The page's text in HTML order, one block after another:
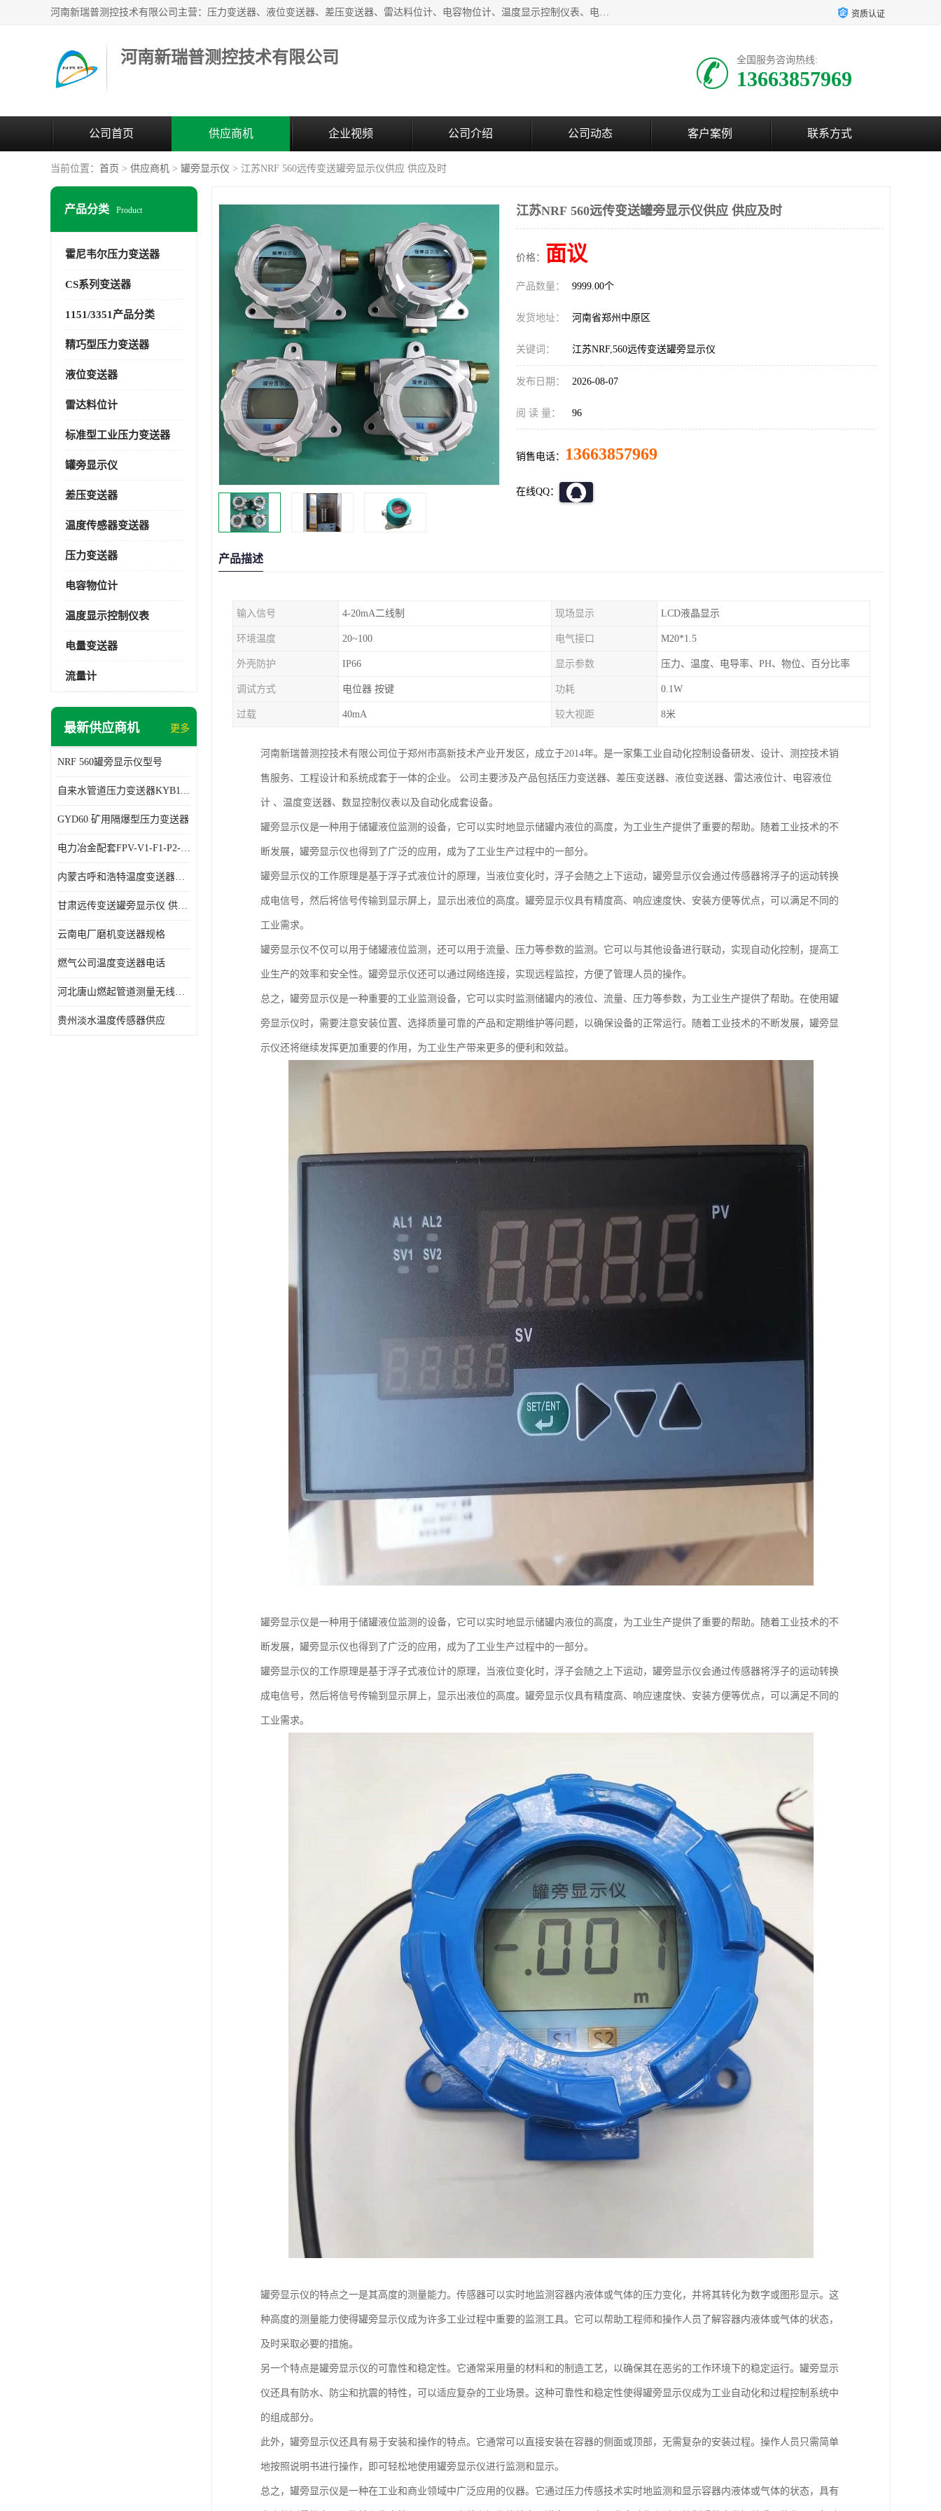
河南新瑞普测控技术有限公司主营：压力变送器、液位变送器、差压变送器、雷达料位计、电容物位计、温度显示控制仪表、电量变送器、流量计、工业自动化系统成套设备。 资质认证
河南新瑞普测控技术有限公司 全国服务咨询热线:
13663857969
公司首页 供应商机 企业视频 公司介绍 公司动态 客户案例 联系方式
当前位置： 首页 > 供应商机 > 罐旁显示仪 > 江苏NRF 560远传变送罐旁显示仪供应 供应及时
产品分类 Product
霍尼韦尔压力变送器
CS系列变送器
1151/3351产品分类
精巧型压力变送器
液位变送器
雷达料位计
标准型工业压力变送器
罐旁显示仪
差压变送器
温度传感器变送器
压力变送器
电容物位计
温度显示控制仪表
电量变送器
流量计
最新供应商机 更多
NRF 560罐旁显示仪型号
自来水管道压力变送器KYB11G03M2型号 使用方便
GYD60 矿用隔爆型压力变送器
电力冶金配套FPV-V1-F1-P2-03电压变送器
内蒙古呼和浩特温度变送器配套罐旁显示仪供应 性能稳定
甘肃远传变送罐旁显示仪 供应及时
云南电厂磨机变送器规格
燃气公司温度变送器电话
河北唐山燃起管道测量无线压力变送器型号 性能稳定
贵州淡水温度传感器供应
江苏NRF 560远传变送罐旁显示仪供应 供应及时
价格： 面议
产品数量： 9999.00个
发货地址： 河南省郑州中原区
关键词： 江苏NRF,560远传变送罐旁显示仪
发布日期： 2026-08-07
阅 读 量： 96
销售电话： 13663857969
在线QQ：
产品描述
输入信号 4-20mA二线制 现场显示 LCD液晶显示
环境温度 20~100 电气接口 M20*1.5
外壳防护 IP66 显示参数 压力、温度、电导率、PH、物位、百分比率
调试方式 电位器 按键 功耗 0.1W
过载 40mA 较大视距 8米
河南新瑞普测控技术有限公司位于郑州市高新技术产业开发区，成立于2014年。是一家集工业自动化控制设备研发、设计、测控技术销
售服务、工程设计和系统成套于一体的企业。 公司主要涉及产品包括压力变送器、差压变送器、液位变送器、雷达液位计、电容液位
计 、温度变送器、数显控制仪表以及自动化成套设备。
罐旁显示仪是一种用于储罐液位监测的设备，它可以实时地显示储罐内液位的高度，为工业生产提供了重要的帮助。随着工业技术的不
断发展，罐旁显示仪也得到了广泛的应用，成为了工业生产过程中的一部分。
罐旁显示仪的工作原理是基于浮子式液位计的原理，当液位变化时，浮子会随之上下运动，罐旁显示仪会通过传感器将浮子的运动转换
成电信号，然后将信号传输到显示屏上，显示出液位的高度。罐旁显示仪具有精度高、响应速度快、安装方便等优点，可以满足不同的
工业需求。
罐旁显示仪不仅可以用于储罐液位监测，还可以用于流量、压力等参数的监测。它可以与其他设备进行联动，实现自动化控制，提高工
业生产的效率和安全性。罐旁显示仪还可以通过网络连接，实现远程监控，方便了管理人员的操作。
总之，罐旁显示仪是一种重要的工业监测设备，它可以实时监测储罐内的液位、流量、压力等参数，为工业生产提供了帮助。在使用罐
旁显示仪时，需要注意安装位置、选择质量可靠的产品和定期维护等问题，以确保设备的正常运行。随着工业技术的不断发展，罐旁显
示仪还将继续发挥更加重要的作用，为工业生产带来更多的便利和效益。
罐旁显示仪是一种用于储罐液位监测的设备，它可以实时地显示储罐内液位的高度，为工业生产提供了重要的帮助。随着工业技术的不
断发展，罐旁显示仪也得到了广泛的应用，成为了工业生产过程中的一部分。
罐旁显示仪的工作原理是基于浮子式液位计的原理，当液位变化时，浮子会随之上下运动，罐旁显示仪会通过传感器将浮子的运动转换
成电信号，然后将信号传输到显示屏上，显示出液位的高度。罐旁显示仪具有精度高、响应速度快、安装方便等优点，可以满足不同的
工业需求。
罐旁显示仪的特点之一是其高度的测量能力。传感器可以实时地监测容器内液体或气体的压力变化，并将其转化为数字或图形显示。这
种高度的测量能力使得罐旁显示仪成为许多工业过程中重要的监测工具。它可以帮助工程师和操作人员了解容器内液体或气体的状态，
及时采取必要的措施。
另一个特点是罐旁显示仪的可靠性和稳定性。它通常采用量的材料和的制造工艺，以确保其在恶劣的工作环境下的稳定运行。罐旁显示
仪还具有防水、防尘和抗震的特性，可以适应复杂的工业场景。这种可靠性和稳定性使得罐旁显示仪成为工业自动化和过程控制系统中
的组成部分。
此外，罐旁显示仪还具有易于安装和操作的特点。它通常可以直接安装在容器的侧面或顶部，无需复杂的安装过程。操作人员只需简单
地按照说明书进行操作，即可轻松地使用罐旁显示仪进行监测和显示。
总之，罐旁显示仪是一种在工业和商业领域中广泛应用的仪器。它通过压力传感技术实时地监测和显示容器内液体或气体的状态，具有